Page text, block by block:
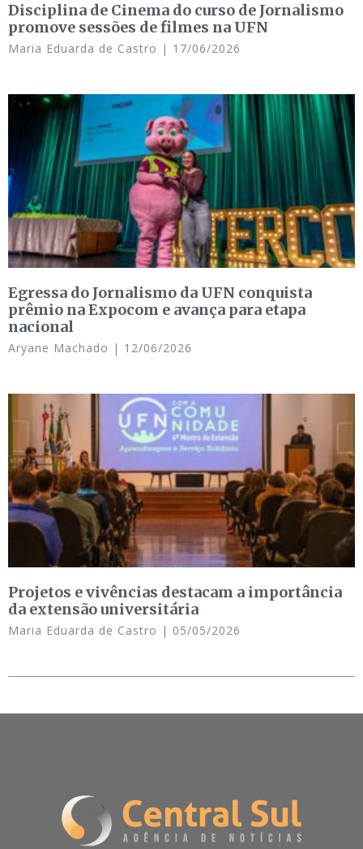
Disciplina de Cinema do curso de Jornalismo
promove sessões de filmes na UFN
Maria Eduarda de Castro 17/06/2026
Egressa do Jornalismo da UFN conquista
prêmio na Expocom e avança para etapa
nacional
Aryane Machado 12/06/2026
Projetos e vivências destacam a importância
da extensão universitária
Maria Eduarda de Castro 05/05/2026